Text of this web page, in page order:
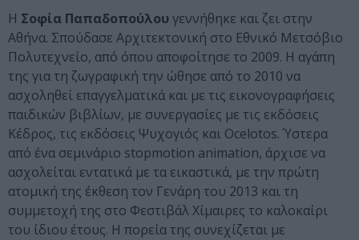
Η Σοφία Παπαδοπούλου γεννήθηκε και ζει στην
Αθήνα. Σπούδασε Αρχιτεκτονική στο Εθνικό Μετσόβιο
Πολυτεχνείο, από όπου αποφοίτησε το 2009. Η αγάπη
της για τη ζωγραφική την ώθησε από το 2010 να
ασχοληθεί επαγγελματικά και με τις εικονογραφήσεις
παιδικών βιβλίων, με συνεργασίες με τις εκδόσεις
Κέδρος, τις εκδόσεις Ψυχογιός και Ocelotos. Ύστερα
από ένα σεμινάριο stopmotion animation, άρχισε να
ασχολείται εντατικά με τα εικαστικά, με την πρώτη
ατομική της έκθεση τον Γενάρη του 2013 και τη
συμμετοχή της στο Φεστιβάλ Χίμαιρες το καλοκαίρι
του ίδιου έτους. Η πορεία της συνεχίζεται με